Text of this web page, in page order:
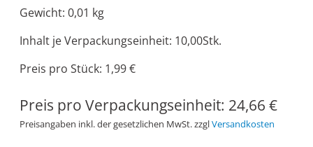
Gewicht: 0,01 kg
Inhalt je Verpackungseinheit: 10,00Stk.
Preis pro Stück: 1,99 €
Preis pro Verpackungseinheit: 24,66 €
Preisangaben inkl. der gesetzlichen MwSt. zzglVersandkosten